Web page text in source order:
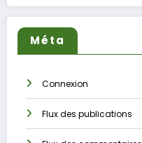
Méta
Connexion
Flux des publications